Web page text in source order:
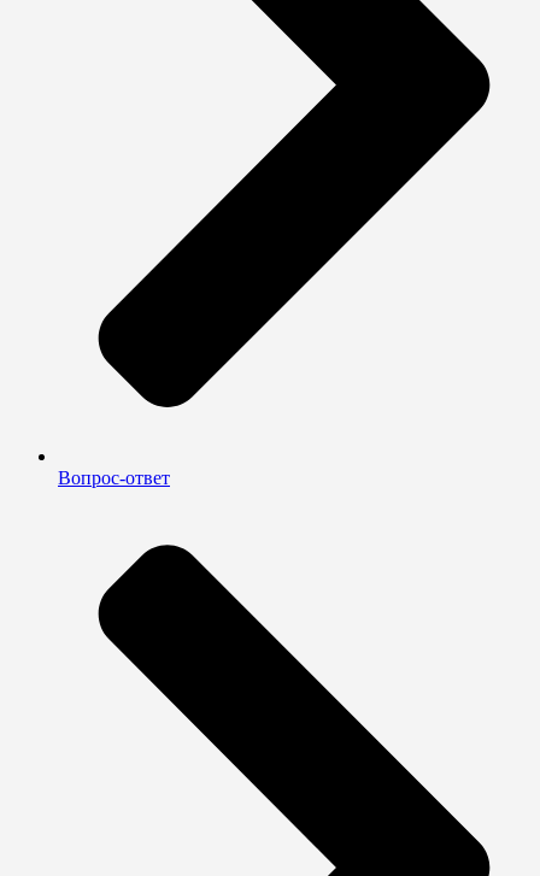
Вопрос-ответ